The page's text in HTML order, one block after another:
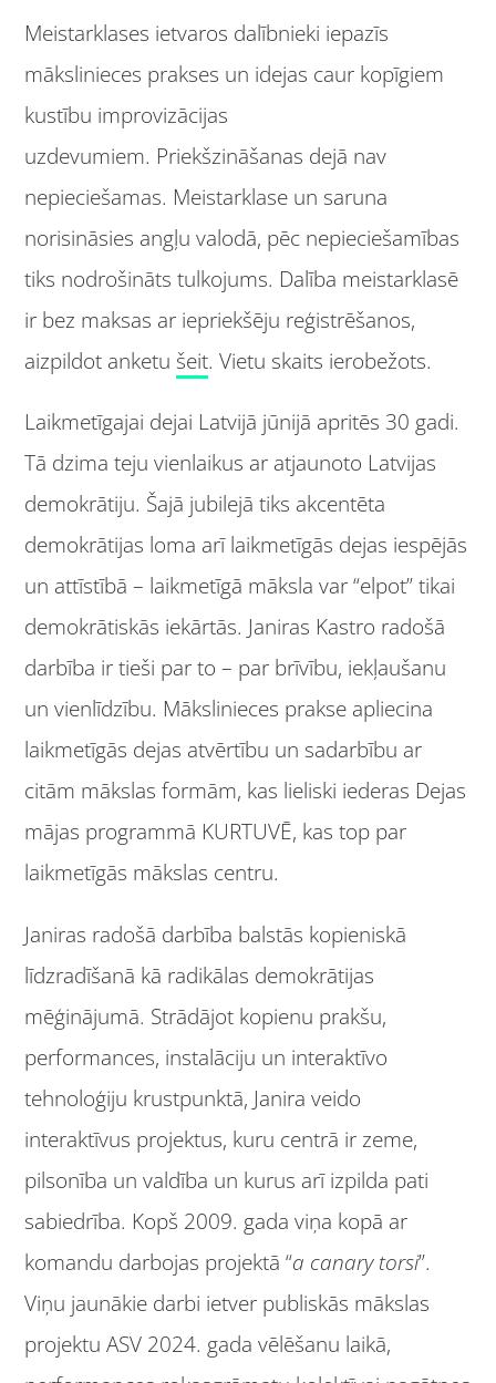
Meistarklases ietvaros dalībnieki iepazīs
mākslinieces prakses un idejas caur kopīgiem
kustību improvizācijas
uzdevumiem. Priekšzināšanas dejā nav
nepieciešamas. Meistarklase un saruna
norisināsies angļu valodā, pēc nepieciešamības
tiks nodrošināts tulkojums. Dalība meistarklasē
ir bez maksas ar iepriekšēju reģistrēšanos,
aizpildot anketu šeit. Vietu skaits ierobežots.
Laikmetīgajai dejai Latvijā jūnijā apritēs 30 gadi.
Tā dzima teju vienlaikus ar atjaunoto Latvijas
demokrātiju. Šajā jubilejā tiks akcentēta
demokrātijas loma arī laikmetīgās dejas iespējās
un attīstībā – laikmetīgā māksla var “elpot” tikai
demokrātiskās iekārtās. Janiras Kastro radošā
darbība ir tieši par to – par brīvību, iekļaušanu
un vienlīdzību. Mākslinieces prakse apliecina
laikmetīgās dejas atvērtību un sadarbību ar
citām mākslas formām, kas lieliski iederas Dejas
mājas programmā KURTUVĒ, kas top par
laikmetīgās mākslas centru.
Janiras radošā darbība balstās kopieniskā
līdzradīšanā kā radikālas demokrātijas
mēģinājumā. Strādājot kopienu prakšu,
performances, instalāciju un interaktīvo
tehnoloģiju krustpunktā, Janira veido
interaktīvus projektus, kuru centrā ir zeme,
pilsonība un valdība un kurus arī izpilda pati
sabiedrība. Kopš 2009. gada viņa kopā ar
komandu darbojas projektā “a canary torsi”.
Viņu jaunākie darbi ietver publiskās mākslas
projektu ASV 2024. gada vēlēšanu laikā,